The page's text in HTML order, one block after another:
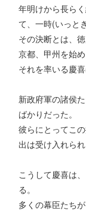
年明けから長ら
て、一時(いっと
その決断とは、
京都、甲州を始
それを率いる慶
新政府軍の諸侯
ばかりだった。
彼らにとってこ
出は受け入れら
こうして慶喜は
る。
多くの幕臣たち